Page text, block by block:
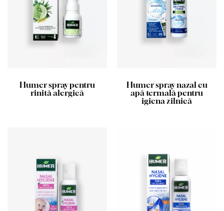
Humer spray pentru
rinită alergică
Humer spray nazal cu
apă termală pentru
igiena zilnică